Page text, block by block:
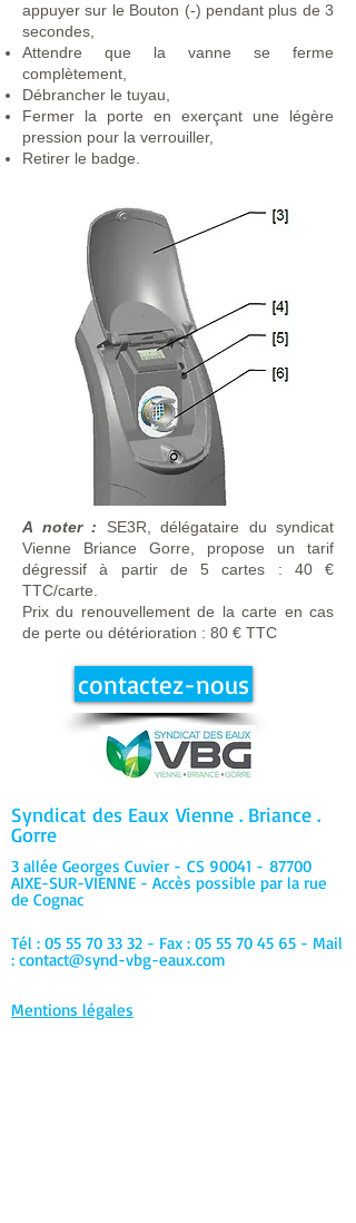
appuyer sur le Bouton (-) pendant plus de 3
secondes,
Attendre que la vanne se ferme
complètement,
Débrancher le tuyau,
Fermer la porte en exerçant une légère
pression pour la verrouiller,
Retirer le badge.
A noter : SE3R, délégataire du syndicat
Vienne Briance Gorre, propose un tarif
dégressif à partir de 5 cartes : 40 €
TTC/carte.
Prix du renouvellement de la carte en cas
de perte ou détérioration : 80 € TTC
contactez-nous
Syndicat des EauxVienne . Briance .
Gorre
3 allée Georges Cuvier - CS 90041 - 87700
AIXE-SUR-VIENNE - Accès possible par la rue
de Cognac
Tél : 05 55 70 33 32 - Fax : 05 55 70 45 65 - Mail
: contact@synd-vbg-eaux.com
Mentions légales